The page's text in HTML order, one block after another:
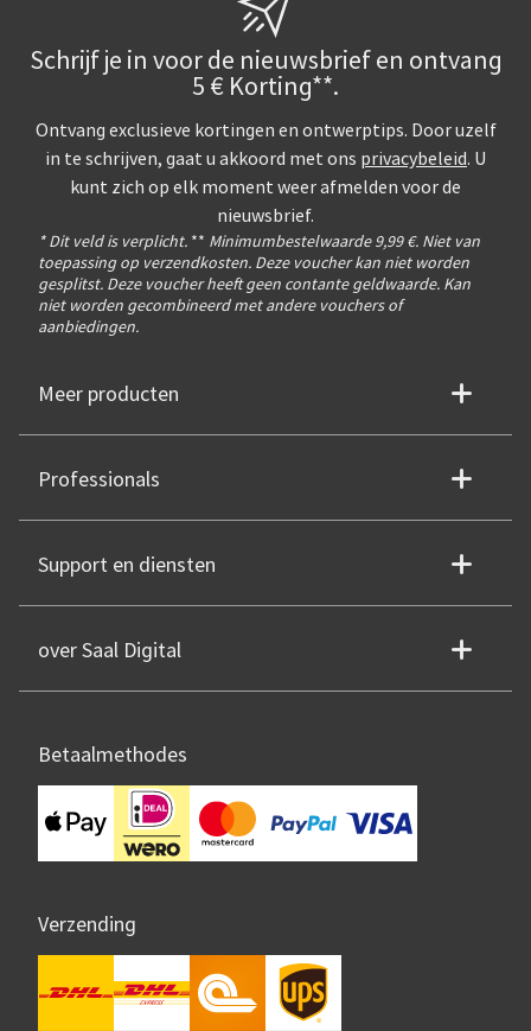
Schrijf je in voor de nieuwsbrief en ontvang
5 € Korting**.
Ontvang exclusieve kortingen en ontwerptips. Door uzelf
in te schrijven, gaat u akkoord met ons privacybeleid. U
kunt zich op elk moment weer afmelden voor de
nieuwsbrief.
* Dit veld is verplicht. ** Minimumbestelwaarde 9,99 €. Niet van
toepassing op verzendkosten. Deze voucher kan niet worden
gesplitst. Deze voucher heeft geen contante geldwaarde. Kan
niet worden gecombineerd met andere vouchers of
aanbiedingen.
Meer producten
Professionals
Support en diensten
over Saal Digital
Betaalmethodes
Verzending